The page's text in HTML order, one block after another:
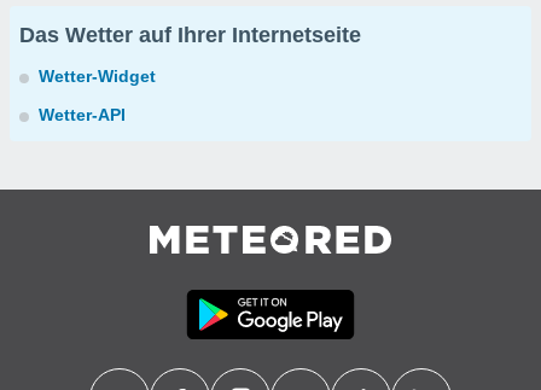
Das Wetter auf Ihrer Internetseite
Wetter-Widget
Wetter-API